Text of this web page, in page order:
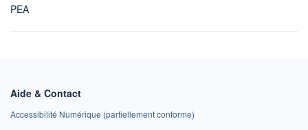
PEA
Aide & Contact
Accessibilité Numérique (partiellement conforme)